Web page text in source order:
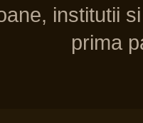
institutii
prima